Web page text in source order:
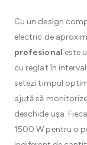
Cu un design
electric de
profesional este
cu reglat în
setezi timpul
ajută să
deschide ușa.
1500 W pentru o